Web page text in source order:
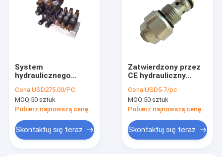
System
hydraulicznego
przepływem G3/8,
hydrauliczne zawory
stosu 210 bar
Cena:USD275.00/PC
MOQ:50 sztuk
Pobierz najnowszą cenę
Skontaktuj się teraz
Zatwierdzony przez
CE hydrauliczny
sterujący
przepływem / zawory
nadmiarowe wkładu
Cena:USD5-7/pc
MOQ:50 sztuk
Pobierz najnowszą cenę
Skontaktuj się teraz